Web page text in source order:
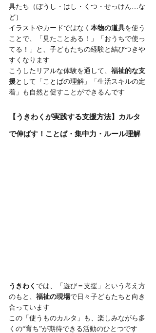
具たち（ぼうし・はし・くつ・せっけん…な
ど）
イラストやカードではなく 本物の道具を使う
ことで、「見たことある！」「おうちで使っ
てる！」と、子どもたちの経験と結びつきや
すくなります
こうしたリアルな体験を通して、 福祉的な支
援として「ことばの理解」「生活スキルの定
着」も自然と促すことができるんです
【うきわくが実践する支援方法】カルタ
で伸ばす！ことば・集中力・ルール理解
うきわく では、「遊び＝支援」という考え方
のもと、 福祉の現場で日々子どもたちと向き
合っています
この「使うものカルタ」も、楽しみながら多
くの“育ち”が期待できる活動のひとつです